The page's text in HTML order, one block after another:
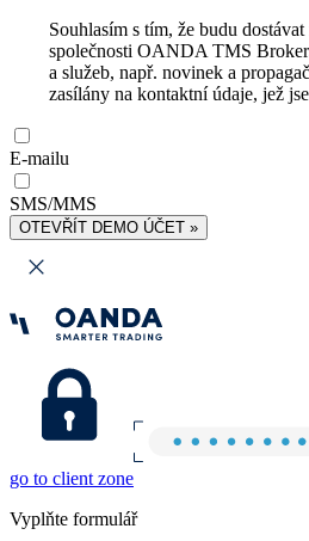
Souhlasím s tím, že budu
společnosti OANDA TMS
a služeb, např. novinek a
zasílány na kontaktní údaje, jež
E-mailu
SMS/MMS
OTEVŘÍT DEMO ÚČET »
go to client zone
Vyplňte formulář